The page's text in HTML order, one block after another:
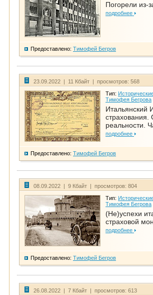
Погорели из-
подробнее
Предоставлено: Тимофей Бегров
23.09.2022 | 11 Кбайт | просмотров: 568
Тип:
Тимофея Бегрова
Итальянский
страхования.
реальности.
подробнее
Предоставлено: Тимофей Бегров
08.09.2022 | 9 Кбайт | просмотров: 804
Тип:
Тимофея Бегрова
(Не)успехи
страховой
подробнее
Предоставлено: Тимофей Бегров
26.08.2022 | 7 Кбайт | просмотров: 613